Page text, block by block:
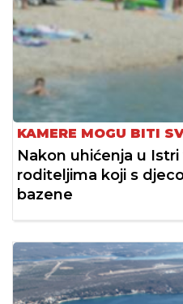
KAMERE MOGU BITI
Nakon uhićenja u
roditeljima koji s
bazene